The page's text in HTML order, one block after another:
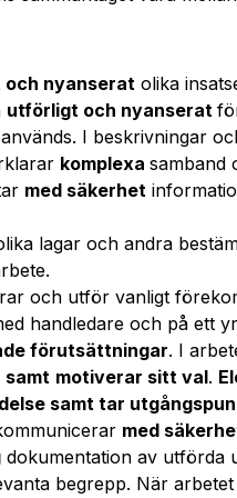
nyanserat olika
utförligt och nyanserat
I beskrivningar
komplexa samband
med säkerhet
lagar och andra
och utför vanligt
handledare och på ett
förutsättningar. I
samt motiverar sitt val.
samt tar
med
dokumentation av utförda
begrepp. När